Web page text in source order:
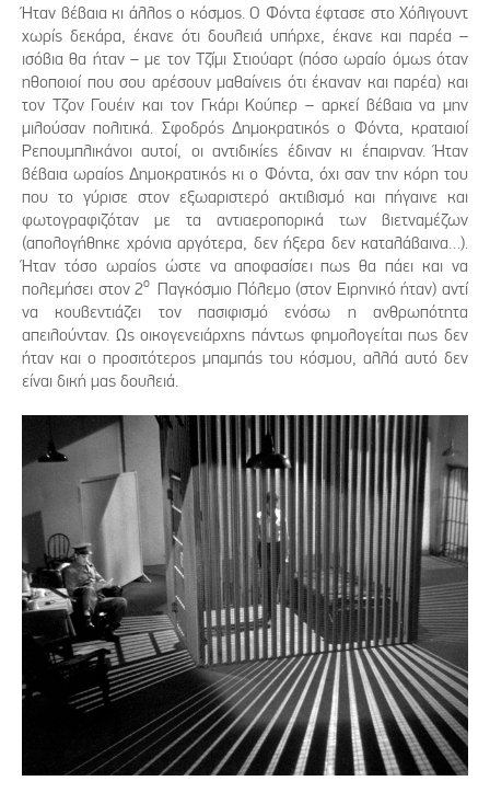
Ήταν βέβαια κι άλλος ο κόσμος. Ο Φόντα έφτασε στο Χόλιγουντ
χωρίς δεκάρα, έκανε ότι δουλειά υπήρχε, έκανε και παρέα –
ισόβια θα ήταν – με τον Τζίμι Στιούαρτ (πόσο ωραίο όμως όταν
ηθοποιοί που σου αρέσουν μαθαίνεις ότι έκαναν και παρέα) και
τον Τζον Γουέιν και τον Γκάρι Κούπερ – αρκεί βέβαια να μην
μιλούσαν πολιτικά. Σφοδρός Δημοκρατικός ο Φόντα, κραταιοί
Ρεπουμπλικάνοι αυτοί, οι αντιδικίες έδιναν κι έπαιρναν. Ήταν
βέβαια ωραίος Δημοκρατικός κι ο Φόντα, όχι σαν την κόρη του
που το γύρισε στον εξωαριστερό ακτιβισμό και πήγαινε και
φωτογραφιζόταν με τα αντιαεροπορικά των βιετναμέζων
(απολογήθηκε χρόνια αργότερα, δεν ήξερα δεν καταλάβαινα…).
Ήταν τόσο ωραίος ώστε να αποφασίσει πως θα πάει και να
πολεμήσει στον 2ο Παγκόσμιο Πόλεμο (στον Ειρηνικό ήταν) αντί
να κουβεντιάζει τον πασιφισμό ενόσω η ανθρωπότητα
απειλούνταν. Ως οικογενειάρχης πάντως φημολογείται πως δεν
ήταν και ο προσιτότερος μπαμπάς του κόσμου, αλλά αυτό δεν
είναι δική μας δουλειά.